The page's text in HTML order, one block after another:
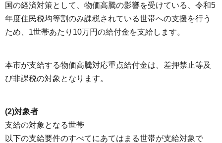
国の経済対策として、物価高騰の影響を受けている、令和5
年度住民税均等割のみ課税されている世帯への支援を行う
ため、1世帯あたり10万円の給付金を支給します。
本市が支給する物価高騰対応重点給付金は、差押禁止等及
び非課税の対象となります。
(2)対象者
支給の対象となる世帯
以下の支給要件のすべてにあてはまる世帯が支給対象で